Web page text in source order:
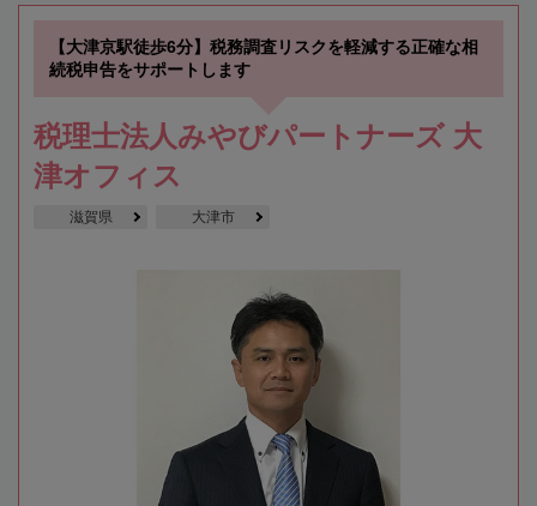
【大津京駅徒歩6分】税務調査リスクを軽減する正確な相
続税申告をサポートします
税理士法人みやびパートナーズ 大
津オフィス
滋賀県 大津市